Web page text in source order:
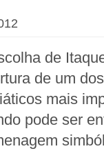
de
de um
mais
pode ser